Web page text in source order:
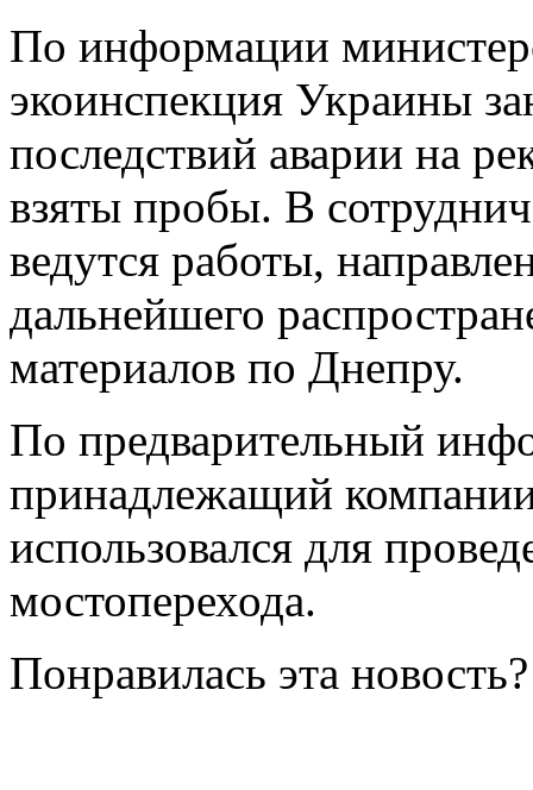
По информации
экоинспекция Украины
последствий аварии на
взяты пробы. В
ведутся работы,
дальнейшего
материалов по Днепру.
По предварительный
принадлежащий
использовался для
мостоперехода.
Понравилась эта